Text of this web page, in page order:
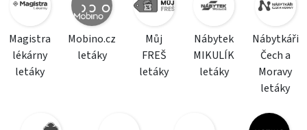
Magistra
lékárny
letáky
Mobino.cz
letáky
Můj
FREŠ
letáky
Nábytek
MIKULÍK
letáky
Nábytkáři
Čech a
Moravy
letáky